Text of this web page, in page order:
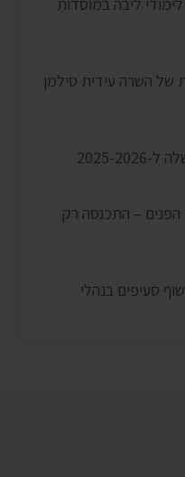
של השרה עידית סילמן
2026
הפנים – התכנסה רק
סעיפים בנהלי